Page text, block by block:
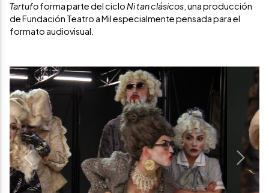
Tartufoforma parte del ciclo Ni tan clásicos , una producción
de Fundación Teatro a Mil especialmente pensada para el
formato audiovisual.
Previous Next